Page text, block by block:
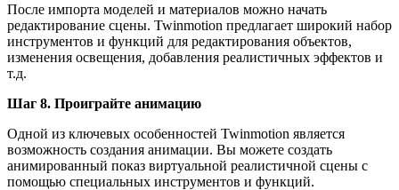
После импорта моделей и материалов можно начать
редактирование сцены. Twinmotion предлагает широкий набор
инструментов и функций для редактирования объектов,
изменения освещения, добавления реалистичных эффектов и
т.д.
Шаг 8. Проиграйте анимацию
Одной из ключевых особенностей Twinmotion является
возможность создания анимации. Вы можете создать
анимированный показ виртуальной реалистичной сцены с
помощью специальных инструментов и функций.